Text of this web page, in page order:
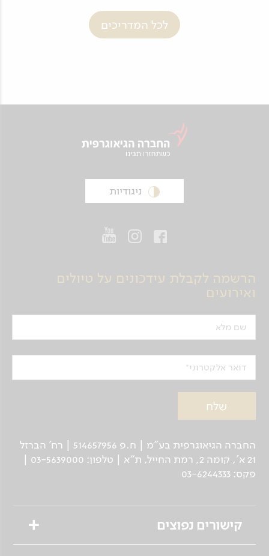
לכל המדריכים
ניגודיות
הרשמה לקבלת עידכונים על טיולים
ואירועים
שם מלא
דואר אלקטרוני
החברה הגיאוגרפית בע"מ | ח.פ 514657956 | רח’ הברזל
21 א', קומה 2, רמת החייל, ת“א | טלפון: 03-5639000 |
פקס: 03-6244333
קישורים נפוצים